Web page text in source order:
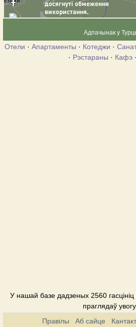
Адпачынак у
Отели · Апартаменты · Котеджи ·
· Рэстараны · Кафэ·
У нашай базе дадзеных 2560 гасцініц
праглядаў
Правілы
Аб сайце